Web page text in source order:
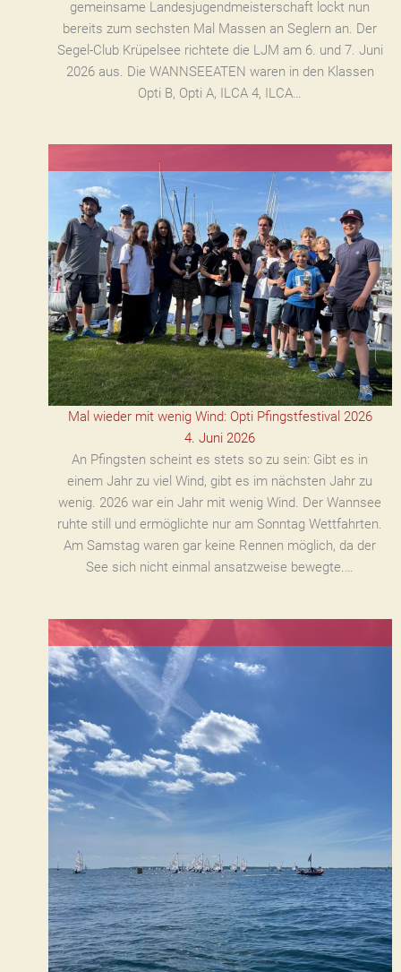
gemeinsame Landesjugendmeisterschaft lockt nun
bereits zum sechsten Mal Massen an Seglern an. Der
Segel-Club Krüpelsee richtete die LJM am 6. und 7. Juni
2026 aus. Die WANNSEEATEN waren in den Klassen
Opti B, Opti A, ILCA 4, ILCA…
Mal wieder mit wenig Wind: Opti Pfingstfestival 2026
4. Juni 2026
An Pfingsten scheint es stets so zu sein: Gibt es in
einem Jahr zu viel Wind, gibt es im nächsten Jahr zu
wenig. 2026 war ein Jahr mit wenig Wind. Der Wannsee
ruhte still und ermöglichte nur am Sonntag Wettfahrten.
Am Samstag waren gar keine Rennen möglich, da der
See sich nicht einmal ansatzweise bewegte.…